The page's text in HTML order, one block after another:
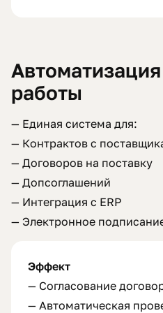
работы
— Единая система для:
— Контрактов с
— Договоров на поставку
— Допсоглашений
— Интеграция с ERP
— Электронное
Эффект
— Согласование
— Автоматическая